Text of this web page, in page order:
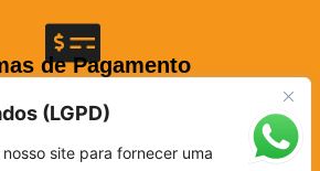
(LGPD)
site para fornecer uma
de Pagamento
Elo, Hiper, Hipercard e American Express.